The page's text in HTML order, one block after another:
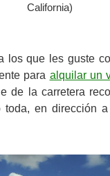
California)
los que les guste
para alquilar un
de la carretera
toda, en dirección